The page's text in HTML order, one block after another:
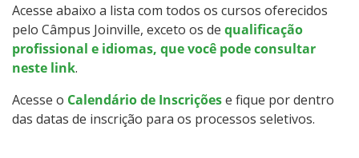
Especialização
Todos os cursos
Acesse abaixo a lista com todos os cursos oferecidos
pelo Câmpus Joinville, exceto os de qualificação
profissional e idiomas, que você pode consultar
neste link.
Acesse o Calendário de Inscriçõese fique por dentro
das datas de inscrição para os processos seletivos.